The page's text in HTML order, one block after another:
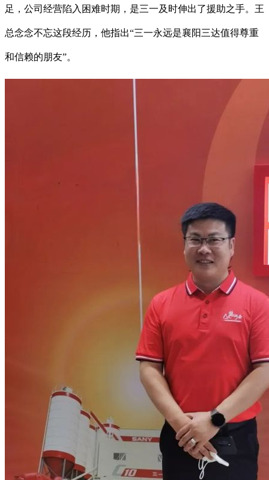
足，公司经营陷入困难时期，是三一及时伸出了援助之手。王
总念念不忘这段经历，他指出“三一永远是襄阳三达值得尊重
和信赖的朋友”。